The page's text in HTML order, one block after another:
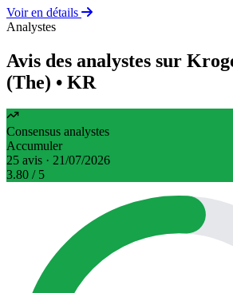
Voir en détails
Analystes
Avis des analystes sur
(The) • KR
Consensus analystes
Accumuler
25 avis · 21/07/2026
3.80 / 5